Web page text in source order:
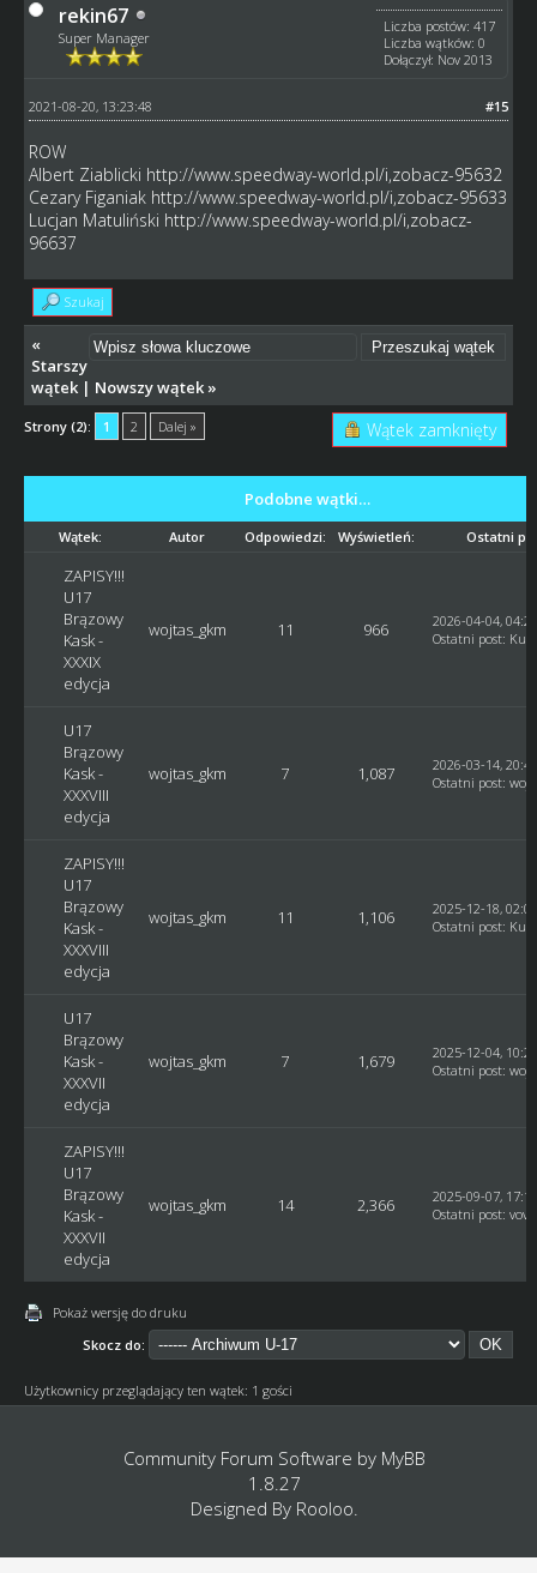
rekin67
Super Manager
Liczba postów: 417
Liczba wątków: 0
Dołączył: Nov 2013
#15
2021-08-20, 13:23:48
ROW
Albert Ziablicki http://www.speedway-world.pl/i,zobacz-95632
Cezary Figaniak http://www.speedway-world.pl/i,zobacz-95633
Lucjan Matuliński http://www.speedway-world.pl/i,zobacz-
96637
Szukaj
«
Starszy
wątek| Nowszy wątek»
Strony (2): 1 2 Dalej » Wątek zamknięty
Podobne wątki…
Wątek: Autor Odpowiedzi: Wyświetleń: Ostatni
ZAPISY!!!
U17
Brązowy
Kask -
XXXIX
edycja
wojtas_gkm 11 966
2026-04-04,
Ostatni post: Kusy
U17
Brązowy
Kask -
XXXVIII
edycja
wojtas_gkm 7 1,087
2026-03-14,
Ostatni post:
ZAPISY!!!
U17
Brązowy
Kask -
XXXVIII
edycja
wojtas_gkm 11 1,106
2025-12-18,
Ostatni post: Kusy
U17
Brązowy
Kask -
XXXVII
edycja
wojtas_gkm 7 1,679
2025-12-04,
Ostatni post:
ZAPISY!!!
U17
Brązowy
Kask -
XXXVII
edycja
wojtas_gkm 14 2,366
2025-09-07,
Ostatni post:
Pokaż wersję do druku
Skocz do:
Użytkownicy przeglądający ten wątek: 1 gości
Community Forum Software by MyBB
1.8.27
Designed By Rooloo